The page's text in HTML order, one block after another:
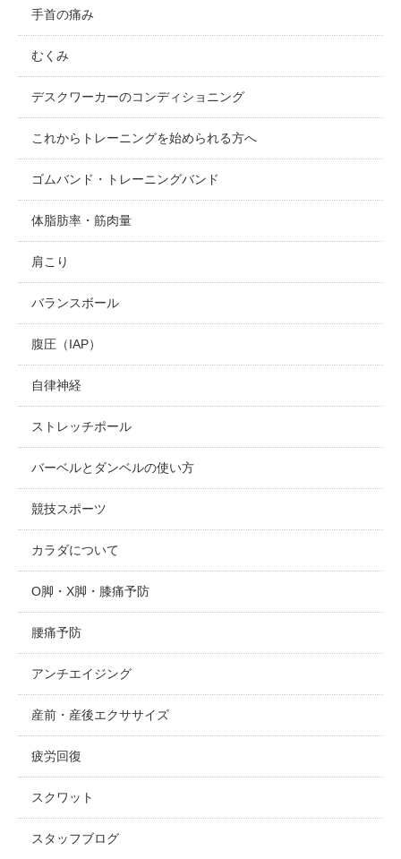
手首の痛み
むくみ
デスクワーカーのコンディショニング
これからトレーニングを始められる方へ
ゴムバンド・トレーニングバンド
体脂肪率・筋肉量
肩こり
バランスボール
腹圧（IAP）
自律神経
ストレッチポール
バーベルとダンベルの使い方
競技スポーツ
カラダについて
O脚・X脚・膝痛予防
腰痛予防
アンチエイジング
産前・産後エクササイズ
疲労回復
スクワット
スタッフブログ